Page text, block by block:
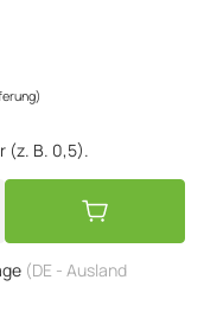
(z. B. 0,5).
(DE - Ausland